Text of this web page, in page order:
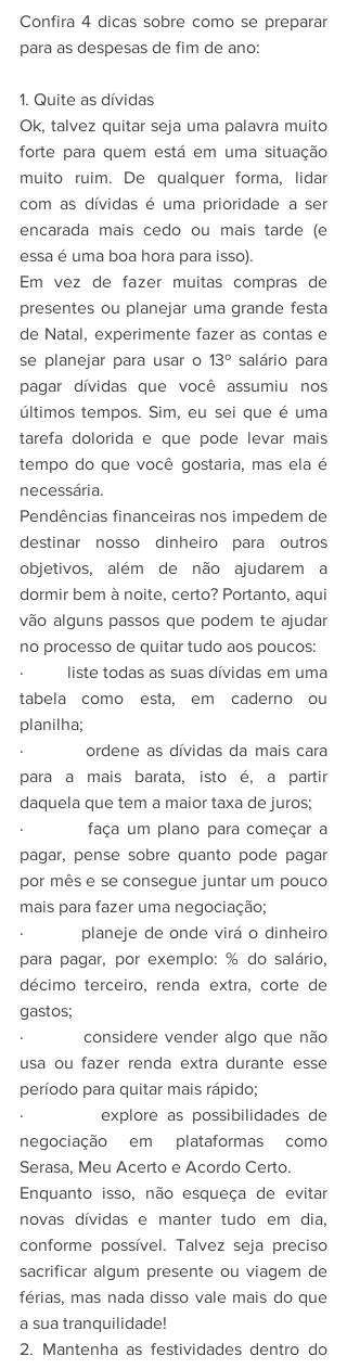
Confira 4 dicas sobre como se preparar
para as despesas de fim de ano:
1. Quite as dívidas
Ok, talvez quitar seja uma palavra muito
forte para quem está em uma situação
muito ruim. De qualquer forma, lidar
com as dívidas é uma prioridade a ser
encarada mais cedo ou mais tarde (e
essa é uma boa hora para isso).
Em vez de fazer muitas compras de
presentes ou planejar uma grande festa
de Natal, experimente fazer as contas e
se planejar para usar o 13º salário para
pagar dívidas que você assumiu nos
últimos tempos. Sim, eu sei que é uma
tarefa dolorida e que pode levar mais
tempo do que você gostaria, mas ela é
necessária.
Pendências financeiras nos impedem de
destinar nosso dinheiro para outros
objetivos, além de não ajudarem a
dormir bem à noite, certo? Portanto, aqui
vão alguns passos que podem te ajudar
no processo de quitar tudo aos poucos:
·         liste todas as suas dívidas em uma
tabela como esta, em caderno ou
planilha;
·         ordene as dívidas da mais cara
para a mais barata, isto é, a partir
daquela que tem a maior taxa de juros;
·         faça um plano para começar a
pagar, pense sobre quanto pode pagar
por mês e se consegue juntar um pouco
mais para fazer uma negociação;
·         planeje de onde virá o dinheiro
para pagar, por exemplo: % do salário,
décimo terceiro, renda extra, corte de
gastos;
·         considere vender algo que não
usa ou fazer renda extra durante esse
período para quitar mais rápido;
·         explore as possibilidades de
negociação em plataformas como
Serasa, Meu Acerto e Acordo Certo.
Enquanto isso, não esqueça de evitar
novas dívidas e manter tudo em dia,
conforme possível. Talvez seja preciso
sacrificar algum presente ou viagem de
férias, mas nada disso vale mais do que
a sua tranquilidade!
2. Mantenha as festividades dentro do